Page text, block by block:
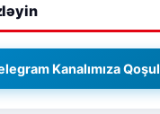
Kanalımıza Qoşul